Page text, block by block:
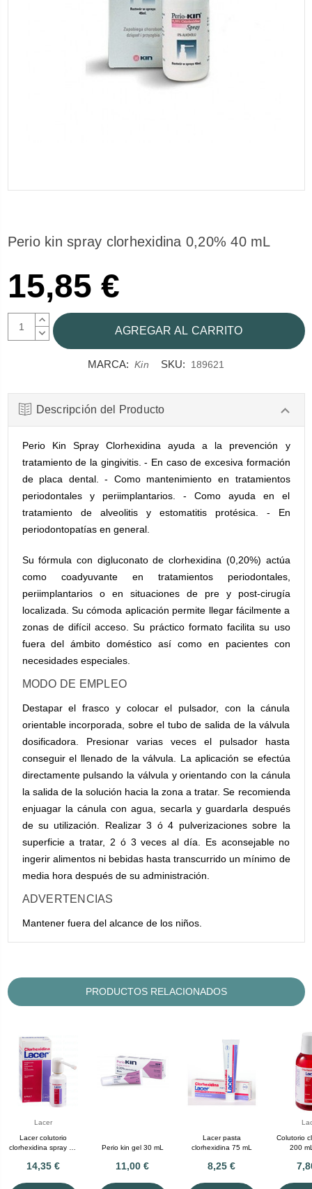
Perio kin spray clorhexidina 0,20% 40 mL
15,85 €
AUMENTAR
CANTIDAD:
DISMINUIR
CANTIDAD:
MARCA: Kin SKU: 189621
Descripción del Producto
Perio Kin Spray Clorhexidina ayuda a la prevención y
tratamiento de la gingivitis. - En caso de excesiva formación
de placa dental. - Como mantenimiento en tratamientos
periodontales y periimplantarios. - Como ayuda en el
tratamiento de alveolitis y estomatitis protésica. - En
periodontopatías en general.
Su fórmula con digluconato de clorhexidina (0,20%) actúa
como coadyuvante en tratamientos periodontales,
periimplantarios o en situaciones de pre y post-cirugía
localizada. Su cómoda aplicación permite llegar fácilmente a
zonas de difícil acceso. Su práctico formato facilita su uso
fuera del ámbito doméstico así como en pacientes con
necesidades especiales.
MODO DE EMPLEO
Destapar el frasco y colocar el pulsador, con la cánula
orientable incorporada, sobre el tubo de salida de la válvula
dosificadora. Presionar varias veces el pulsador hasta
conseguir el llenado de la válvula. La aplicación se efectúa
directamente pulsando la válvula y orientando con la cánula
la salida de la solución hacia la zona a tratar. Se recomienda
enjuagar la cánula con agua, secarla y guardarla después
de su utilización. Realizar 3 ó 4 pulverizaciones sobre la
superficie a tratar, 2 ó 3 veces al día. Es aconsejable no
ingerir alimentos ni bebidas hasta transcurrido un mínimo de
media hora después de su administración.
ADVERTENCIAS
Mantener fuera del alcance de los niños.
PRODUCTOS RELACIONADOS
Lacer
Lacer colutorio
clorhexidina spray 40
14,35 €
Perio kin gel 30 mL
11,00 €
Lacer pasta
clorhexidina 75 mL
8,25 €
Colutorio
200